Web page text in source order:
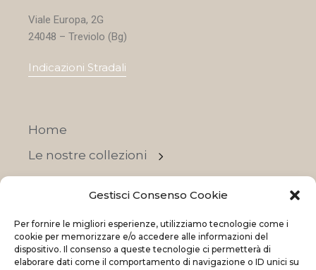
Gestisci Consenso Cookie
Per fornire le migliori esperienze, utilizziamo tecnologie come i
cookie per memorizzare e/o accedere alle informazioni del
dispositivo. Il consenso a queste tecnologie ci permetterà di
elaborare dati come il comportamento di navigazione o ID unici su
Viale Europa, 2G
24048 – Treviolo (Bg)
Indicazioni Stradali
Home
Le nostre collezioni
OFFERTE